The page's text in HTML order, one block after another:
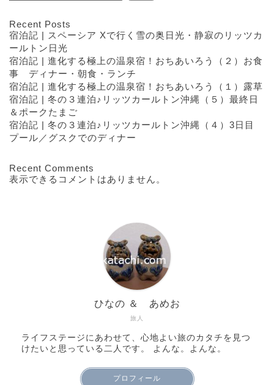
Recent Posts
宿泊記 | スペーシア Xで行く雪の奥日光・静寂のリッツカ
ールトン日光
宿泊記 | 進化する極上の温泉宿！おちあいろう（２）お食
事 ディナー・朝食・ランチ
宿泊記 | 進化する極上の温泉宿！おちあいろう（１）露草
宿泊記 | 冬の３連泊♪リッツカールトン沖縄（５）最終日
＆ポークたまご
宿泊記 | 冬の３連泊♪リッツカールトン沖縄（４）3日目
プール／グスクでのディナー
Recent Comments
表示できるコメントはありません。
旅人
ひなの ＆ あめお
ライフステージにあわせて、心地よい旅のカタチを見つ
けたいと思っている二人です。 よんな。よんな。
プロフィール